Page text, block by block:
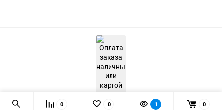
0 0 1 0